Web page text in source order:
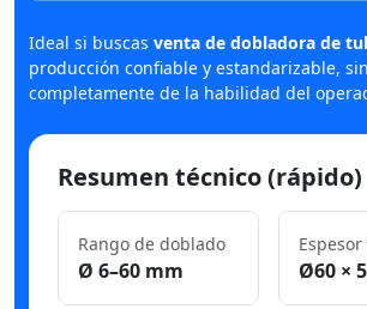
Ideal si buscas venta de dobladora de
producción confiable y estandarizable,
completamente de la habilidad del
Resumen técnico (rápido)
Rango de doblado
Ø 6–60 mm Ø60 ×